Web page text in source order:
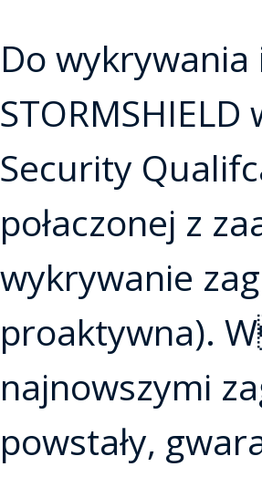
Do
Security
połaczonej z
wykrywanie
proaktywna).
najnowszymi
powstały,